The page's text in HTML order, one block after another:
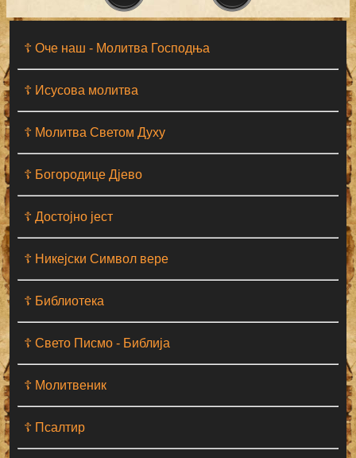
☦ Оче наш - Moлитва Господња
☦ Исусова молитва
☦ Молитва Светом Духу
☦ Богородице Дјево
☦ Достојно јест
☦ Никејски Символ вере
☦ Библиотека
☦ Свето Писмо - Библија
☦ Молитвеник
☦ Псалтир